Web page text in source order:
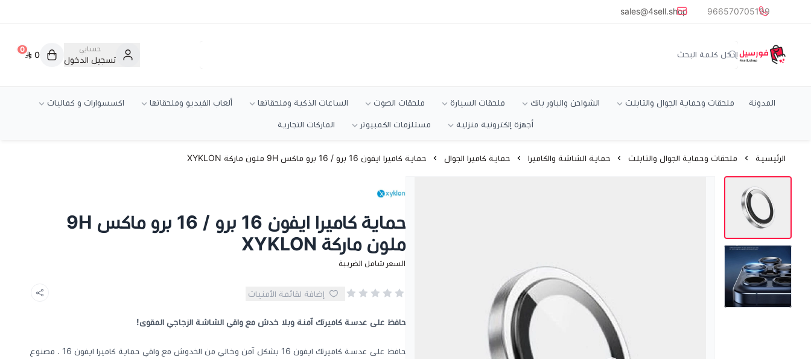
common.titles.skip_to_main_content
966570705199
sales@4sell.shop
متجر فورسيل
حسابي
تسجيل الدخول
0
0
المدونة ملحقات وحماية الجوال والتابلت الشواحن والباور بانك ملحقات السيارة ملحقات الصوت الساعات الذكية وملحقاتها ألعاب الفيديو وملحقاتها اكسسوارات و كماليات
أجهزة إلكترونية منزلية مستلزمات الكمبيوتر الماركات التجارية
الرئيسية ملحقات وحماية الجوال والتابلت حماية الشاشة والكاميرا حماية كاميرا الجوال حماية كاميرا ايفون 16 برو / 16 برو ماكس 9H ملون ماركة XYKLON
حماية كاميرا ايفون 16 برو / 16 برو ماكس 9H
ملون ماركة XYKLON
السعر شامل الضريبة
إضافة لقائمة الأمنيات
حافظ على عدسة كاميرتك آمنة وبلا خدش مع واقي الشاشة الزجاجي المقوى!
حافظ على عدسة كاميرتك ايفون 16 بشكل آمن وخالي من الخدوش مع واقي حماية كاميرا ايفون 16 . مصنوع